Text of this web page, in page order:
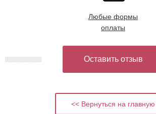
Любые формы
оплаты
Оставить отзыв
<< Вернуться на главную